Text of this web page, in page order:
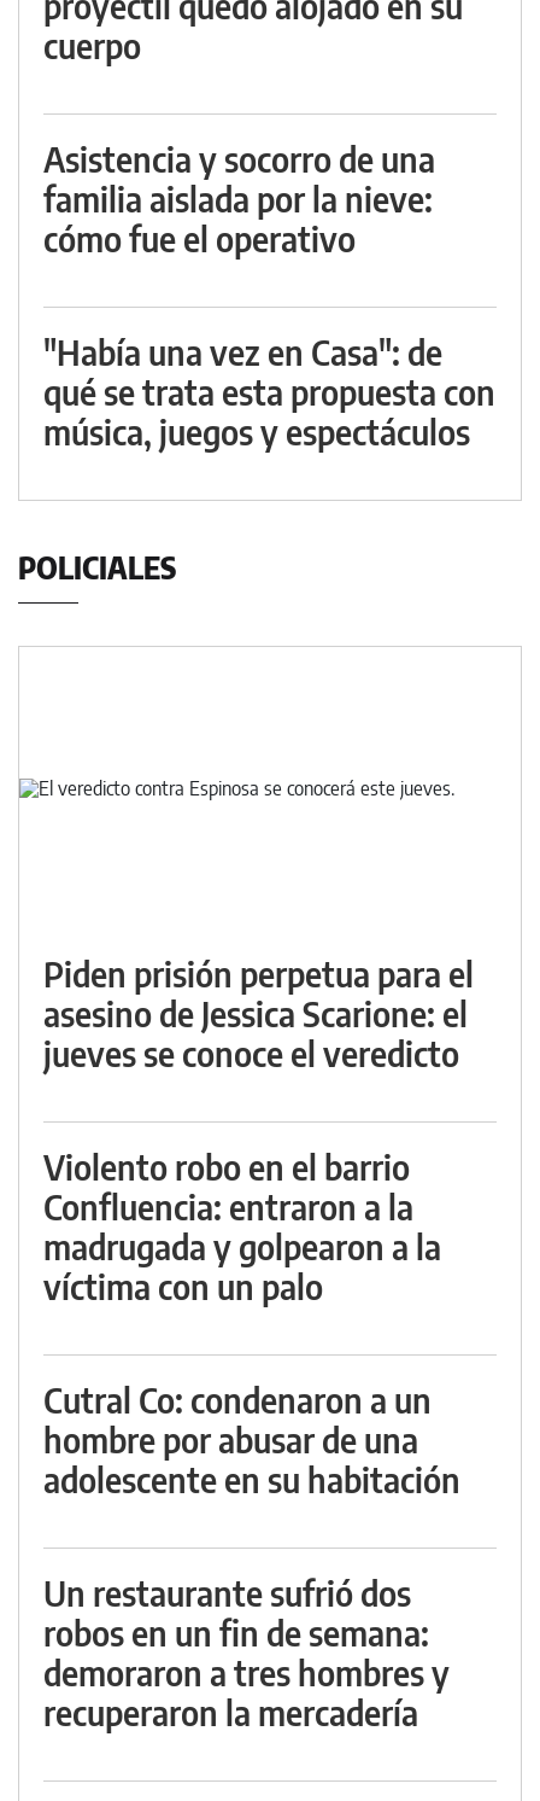
cuerpo
Asistencia y socorro de una
familia aislada por la nieve:
cómo fue el operativo
"Había una vez en Casa": de
qué se trata esta propuesta con
música, juegos y espectáculos
POLICIALES
Piden prisión perpetua para el
asesino de Jessica Scarione: el
jueves se conoce el veredicto
Violento robo en el barrio
Confluencia: entraron a la
madrugada y golpearon a la
víctima con un palo
Cutral Co: condenaron a un
hombre por abusar de una
adolescente en su habitación
Un restaurante sufrió dos
robos en un fin de semana:
demoraron a tres hombres y
recuperaron la mercadería